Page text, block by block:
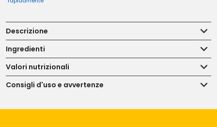
Descrizione
Ingredienti
Valori nutrizionali
Consigli d'uso e avvertenze